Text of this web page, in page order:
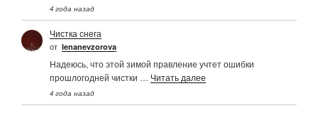
4 года назад
Чистка снега
от Ienanevzorova
Надеюсь, что этой зимой правление учтет ошибки
прошлогодней чистки … Читать далее
4 года назад